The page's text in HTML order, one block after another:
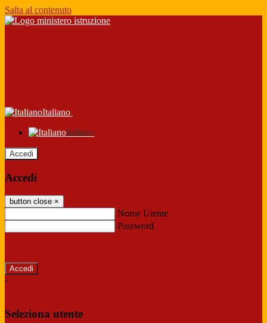
Salta al contenuto
Italiano
Italiano
Accedi
Accedi
button close ×
Nome Utente
Password
-
Seleziona utente